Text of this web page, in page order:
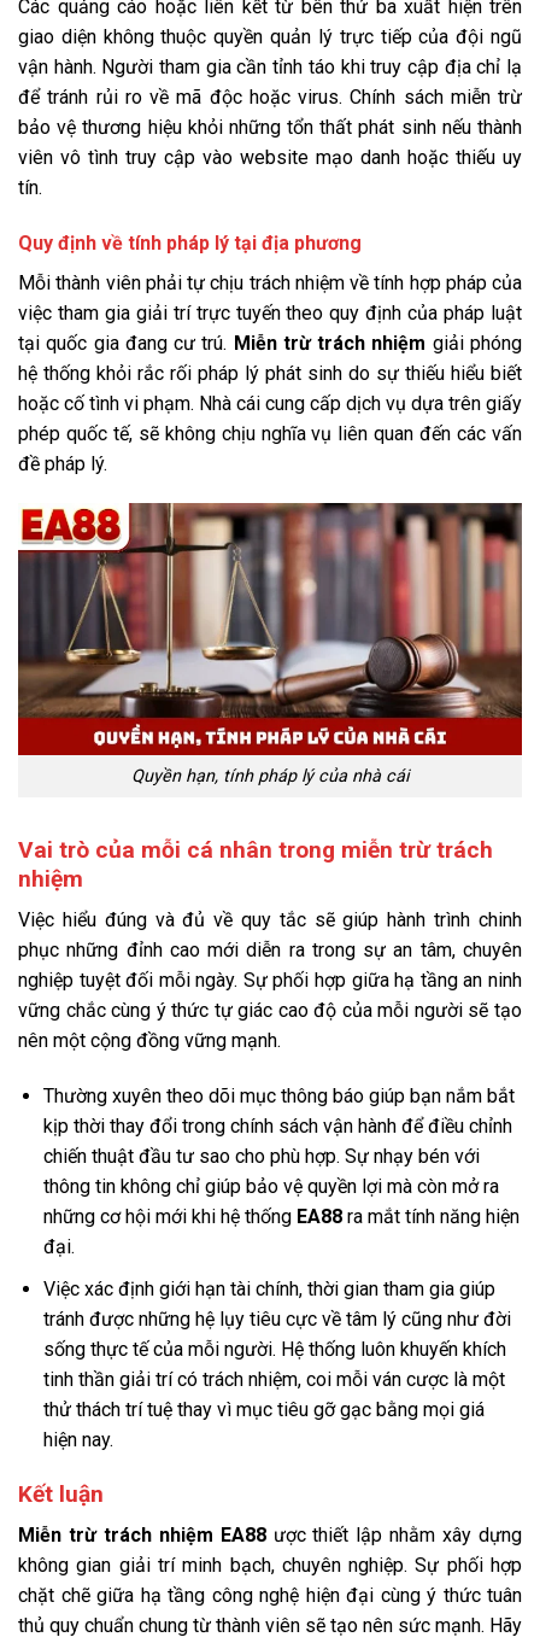
Các quảng cáo hoặc liên kết từ bên thứ ba xuất hiện trên
giao diện không thuộc quyền quản lý trực tiếp của đội ngũ
vận hành. Người tham gia cần tỉnh táo khi truy cập địa chỉ lạ
để tránh rủi ro về mã độc hoặc virus. Chính sách miễn trừ
bảo vệ thương hiệu khỏi những tổn thất phát sinh nếu thành
viên vô tình truy cập vào website mạo danh hoặc thiếu uy
tín.
Quy định về tính pháp lý tại địa phương
Mỗi thành viên phải tự chịu trách nhiệm về tính hợp pháp của
việc tham gia giải trí trực tuyến theo quy định của pháp luật
tại quốc gia đang cư trú. Miễn trừ trách nhiệm giải phóng
hệ thống khỏi rắc rối pháp lý phát sinh do sự thiếu hiểu biết
hoặc cố tình vi phạm. Nhà cái cung cấp dịch vụ dựa trên giấy
phép quốc tế, sẽ không chịu nghĩa vụ liên quan đến các vấn
đề pháp lý.
Quyền hạn, tính pháp lý của nhà cái
Vai trò của mỗi cá nhân trong miễn trừ trách
nhiệm
Việc hiểu đúng và đủ về quy tắc sẽ giúp hành trình chinh
phục những đỉnh cao mới diễn ra trong sự an tâm, chuyên
nghiệp tuyệt đối mỗi ngày. Sự phối hợp giữa hạ tầng an ninh
vững chắc cùng ý thức tự giác cao độ của mỗi người sẽ tạo
nên một cộng đồng vững mạnh.
Thường xuyên theo dõi mục thông báo giúp bạn nắm bắt
kịp thời thay đổi trong chính sách vận hành để điều chỉnh
chiến thuật đầu tư sao cho phù hợp. Sự nhạy bén với
thông tin không chỉ giúp bảo vệ quyền lợi mà còn mở ra
những cơ hội mới khi hệ thống EA88ra mắt tính năng hiện
đại.
Việc xác định giới hạn tài chính, thời gian tham gia giúp
tránh được những hệ lụy tiêu cực về tâm lý cũng như đời
sống thực tế của mỗi người. Hệ thống luôn khuyến khích
tinh thần giải trí có trách nhiệm, coi mỗi ván cược là một
thử thách trí tuệ thay vì mục tiêu gỡ gạc bằng mọi giá
hiện nay.
Kết luận
Miễn trừ trách nhiệm EA88 ược thiết lập nhằm xây dựng
không gian giải trí minh bạch, chuyên nghiệp. Sự phối hợp
chặt chẽ giữa hạ tầng công nghệ hiện đại cùng ý thức tuân
thủ quy chuẩn chung từ thành viên sẽ tạo nên sức mạnh. Hãy